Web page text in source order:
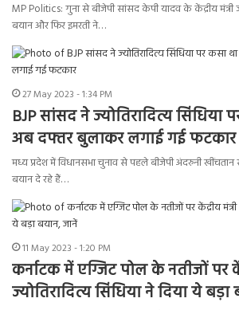
MP Politics: गुना से बीजेपी सांसद केपी यादव के केंद्रीय मंत्री
बयान और फिर इमरती ने…
27 May 2023 - 1:34 PM
BJP सांसद ने ज्योतिरादित्य सिंधिया
अब दफ्तर बुलाकर लगाई गई फटकार
मध्य प्रदेश में विधानसभा चुनाव से पहले बीजेपी अंदरुनी खींचतान
बयान दे रहे हैं…
11 May 2023 - 1:20 PM
कर्नाटक में एग्जिट पोल के नतीजों पर
ज्योतिरादित्य सिंधिया ने दिया ये